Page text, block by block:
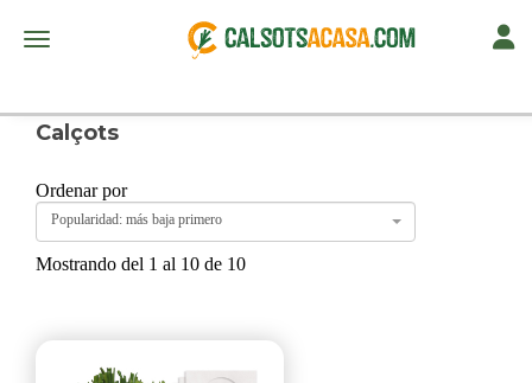
Toggle navigation
Calçots
Ordenar por
Popularidad: más baja primero
Mostrando del 1 al 10 de 10